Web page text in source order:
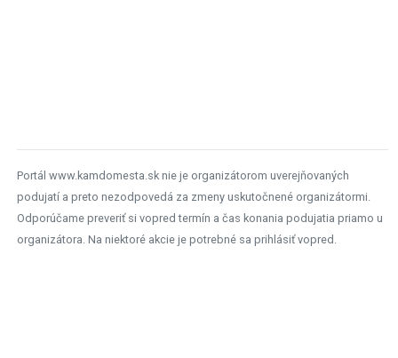
Portál www.kamdomesta.sk nie je organizátorom uverejňovaných
podujatí a preto nezodpovedá za zmeny uskutočnené organizátormi.
Odporúčame preveriť si vopred termín a čas konania podujatia priamo u
organizátora. Na niektoré akcie je potrebné sa prihlásiť vopred.